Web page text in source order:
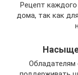
Рецепт
дома, так как
Обладателям